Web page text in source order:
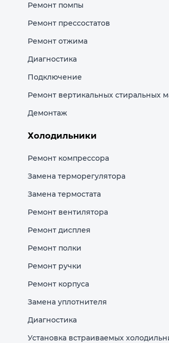
Ремонт помпы
Ремонт прессостатов
Ремонт отжима
Диагностика
Подключение
Ремонт вертикальных стиральных
Демонтаж
Холодильники
Ремонт компрессора
Замена терморегулятора
Замена термостата
Ремонт вентилятора
Ремонт дисплея
Ремонт полки
Ремонт ручки
Ремонт корпуса
Замена уплотнителя
Диагностика
Установка встраиваемых